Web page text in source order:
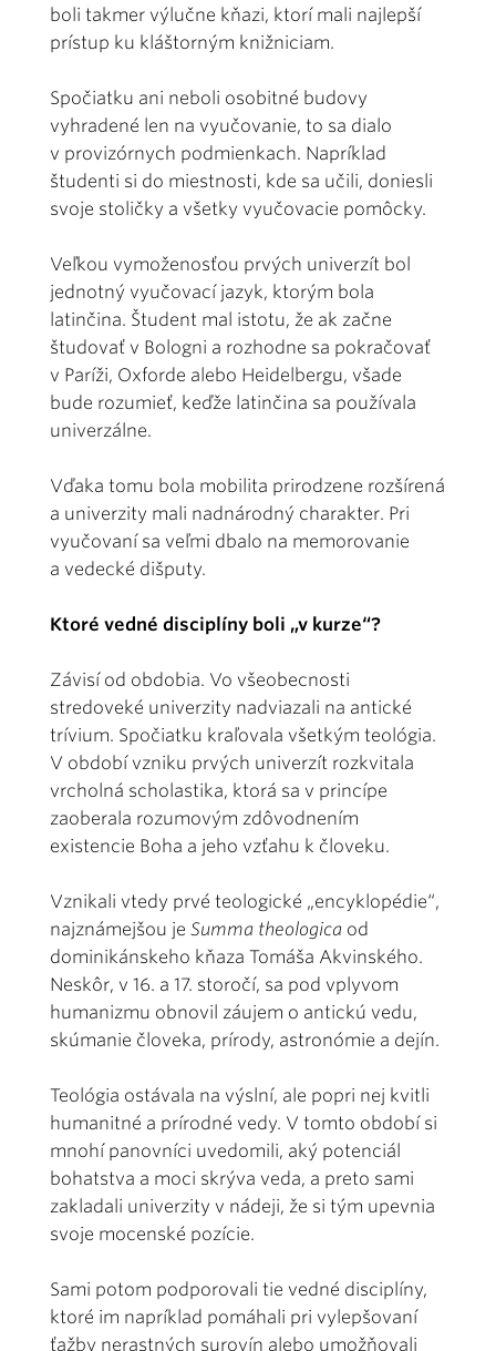
boli takmer výlučne kňazi, ktorí mali najlepší
prístup ku kláštorným knižniciam.
Spočiatku ani neboli osobitné budovy
vyhradené len na vyučovanie, to sa dialo
v provizórnych podmienkach. Napríklad
študenti si do miestnosti, kde sa učili, doniesli
svoje stoličky a všetky vyučovacie pomôcky.
Veľkou vymoženosťou prvých univerzít bol
jednotný vyučovací jazyk, ktorým bola
latinčina. Študent mal istotu, že ak začne
študovať v Bologni a rozhodne sa pokračovať
v Paríži, Oxforde alebo Heidelbergu, všade
bude rozumieť, keďže latinčina sa používala
univerzálne.
Vďaka tomu bola mobilita prirodzene rozšírená
a univerzity mali nadnárodný charakter. Pri
vyučovaní sa veľmi dbalo na memorovanie
a vedecké dišputy.
Ktoré vedné disciplíny boli „v kurze“?
Závisí od obdobia. Vo všeobecnosti
stredoveké univerzity nadviazali na antické
trívium. Spočiatku kraľovala všetkým teológia.
V období vzniku prvých univerzít rozkvitala
vrcholná scholastika, ktorá sa v princípe
zaoberala rozumovým zdôvodnením
existencie Boha a jeho vzťahu k človeku.
Vznikali vtedy prvé teologické „encyklopédie“,
najznámejšou je Summa theologica od
dominikánskeho kňaza Tomáša Akvinského.
Neskôr, v 16. a 17. storočí, sa pod vplyvom
humanizmu obnovil záujem o antickú vedu,
skúmanie človeka, prírody, astronómie a dejín.
Teológia ostávala na výslní, ale popri nej kvitli
humanitné a prírodné vedy. V tomto období si
mnohí panovníci uvedomili, aký potenciál
bohatstva a moci skrýva veda, a preto sami
zakladali univerzity v nádeji, že si tým upevnia
svoje mocenské pozície.
Sami potom podporovali tie vedné disciplíny,
ktoré im napríklad pomáhali pri vylepšovaní
ťažby nerastných surovín alebo umožňovali